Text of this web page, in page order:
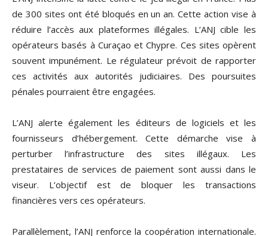
de 300 sites ont été bloqués en un an. Cette action vise à
réduire l’accès aux plateformes illégales. L’ANJ cible les
opérateurs basés à Curaçao et Chypre. Ces sites opèrent
souvent impunément. Le régulateur prévoit de rapporter
ces activités aux autorités judiciaires. Des poursuites
pénales pourraient être engagées.
L’ANJ alerte également les éditeurs de logiciels et les
fournisseurs d’hébergement. Cette démarche vise à
perturber l’infrastructure des sites illégaux. Les
prestataires de services de paiement sont aussi dans le
viseur. L’objectif est de bloquer les transactions
financières vers ces opérateurs.
Parallèlement, l’ANJ renforce la coopération internationale.